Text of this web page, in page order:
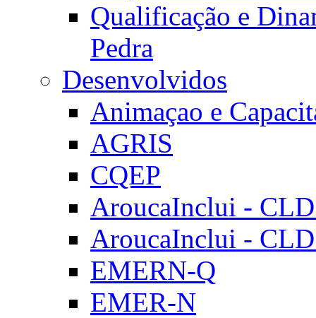
Qualificação e
Pedra
Desenvolvidos
Animaçao e
AGRIS
CQEP
AroucaInclui -
AroucaInclui -
EMERN-Q
EMER-N